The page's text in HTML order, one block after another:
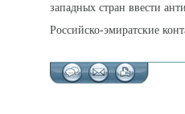
западных стран ввести
Российско-эмиратские